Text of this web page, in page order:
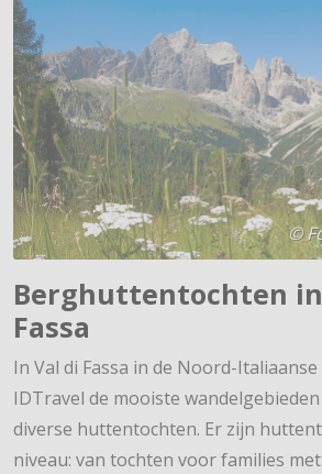
©
Berghuttentochten
Fassa
In Val di Fassa in de Noord-
IDTravel de mooiste
diverse huttentochten. Er zijn
niveau: van tochten voor families